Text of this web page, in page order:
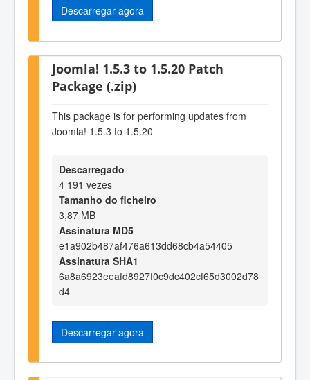
Descarregar agora
Joomla! 1.5.3 to 1.5.20 Patch
Package (.zip)
This package is for performing updates from
Joomla! 1.5.3 to 1.5.20
Descarregado
4 191 vezes
Tamanho do ficheiro
3,87 MB
Assinatura MD5
e1a902b487af476a613dd68cb4a54405
Assinatura SHA1
6a8a6923eeafd8927f0c9dc402cf65d3002d78
d4
Descarregar agora